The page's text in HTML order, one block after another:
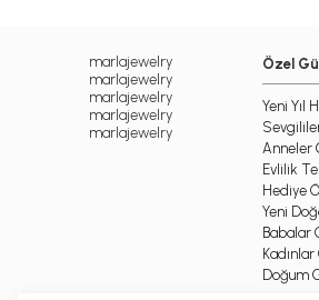
marlajewelry
marlajewelry
marlajewelry
marlajewelry
marlajewelry
Özel
Yeni Yıl
Anneler
Evlilik
Hediye
Yeni
Babalar
Doğum